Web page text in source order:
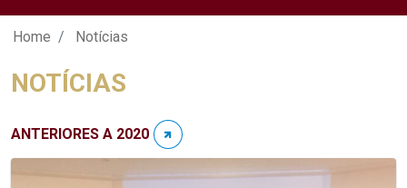
Notícias - Unicap
Home Notícias
NOTÍCIAS
ANTERIORES A 2020